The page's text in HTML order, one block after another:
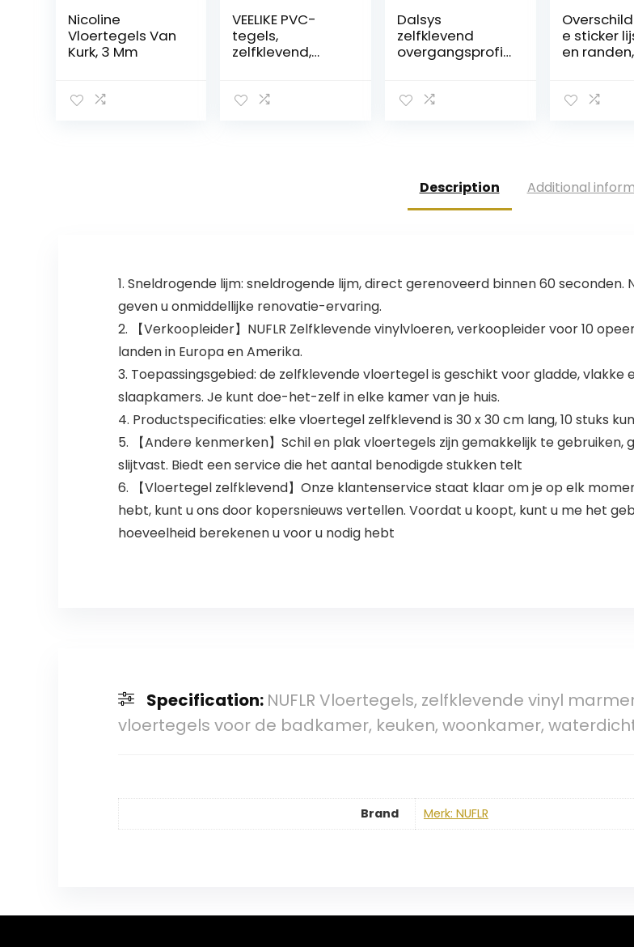
Nicoline
Vloertegels Van
Kurk, 3 Mm
VEELIKE PVC-
tegels,
zelfklevend,
zelfklevend,
Dalsys
zelfklevend
overgangsprofi
aluminium
licht eiken
parket
e sticker
en
vloer,
liner, wit
Description Additional
1. Sneldrogende lijm: sneldrogende lijm, direct gerenoveerd binnen 60 seconden.
geven u onmiddellijke renovatie-ervaring.
2. 【Verkoopleider】NUFLR Zelfklevende vinylvloeren, verkoopleider voor 10
landen in Europa en Amerika.
3. Toepassingsgebied: de zelfklevende vloertegel is geschikt voor gladde,
slaapkamers. Je kunt doe-het-zelf in elke kamer van je huis.
4. Productspecificaties: elke vloertegel zelfklevend is 30 x 30 cm lang, 10 stuks
5. 【Andere kenmerken】Schil en plak vloertegels zijn gemakkelijk te
slijtvast. Biedt een service die het aantal benodigde stukken telt
6. 【Vloertegel zelfklevend】Onze klantenservice staat klaar om je op elk
hebt, kunt u ons door kopersnieuws vertellen. Voordat u koopt, kunt u me het
hoeveelheid berekenen u voor u nodig hebt
Specification: NUFLR Vloertegels, zelfklevende vinyl
vloertegels voor de badkamer, keuken, woonkamer,
Brand Merk: NUFLR